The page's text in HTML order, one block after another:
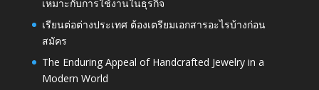
เหมาะกับการใช้งานในธุรกิจ
เรียนต่อต่างประเทศ ต้องเตรียมเอกสารอะไรบ้างก่อน
สมัคร
The Enduring Appeal of Handcrafted Jewelry in a
Modern World